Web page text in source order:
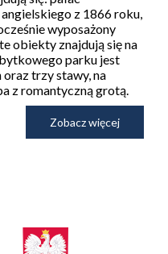
z 1866 roku,
wyposażony
obiekty znajdują się na
parku jest
trzy stawy, na
z romantyczną grotą.
Zobacz więcej